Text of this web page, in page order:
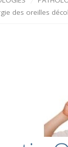
des oreilles